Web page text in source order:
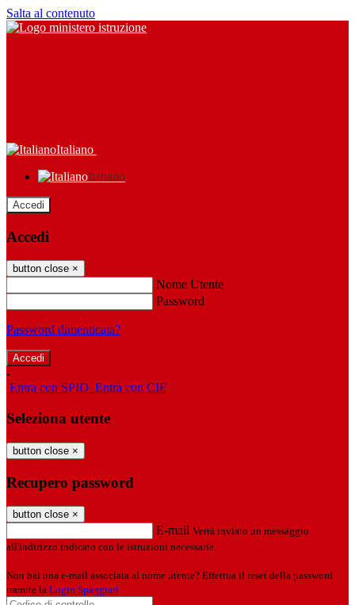
Salta al contenuto
Italiano
Italiano
Accedi
Accedi
button close ×
Nome Utente
Password
Password dimenticata?
-
Entra con SPID Entra con CIE
Seleziona utente
button close ×
Recupero password
button close ×
E-mail Verrà inviato un messaggio
all'indirizzo indicato con le istruzioni necessarie.
Non hai una e-mail associata al nome utente? Effettua il reset della password
tramite la Login Spaggiari